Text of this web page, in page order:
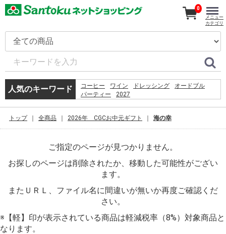
人気のキーワード コーヒー ワイン ドレッシング
オードブル
パーティー
2027
%D0%BC%D0%BE%D0%B7%D0%B3%D0%B0%3a
%E2%80%93 %D0%9C.%2c 1994. %E2%80%93
%EC%9D%B4%EB%A7%88%ED%8A%B8%EC%95%B1
%EC%9D%B4%EC%9A%A9%EC%95%BD%EA%B4%80
%EB%8F%99%EC%9D%98
%E7%A6%8F%E5%B2%A1
%E9%AF%A8%E9%AD%9A
%EC%B9%9C%EA%B5%AC%EC%97%84%EB%A7%88
%EB%AF%B8%EC%9A%A9%EC%82%AC
0
メニュー
カテゴリ
トップ 全商品 2026年 CGCお中元ギフト 海の幸
ご指定のページが見つかりません。
お探しのページは削除されたか、移動した可能性がござい
ます。
またＵＲＬ、ファイル名に間違いが無いか再度ご確認くだ
さい。
※【軽】印が表示されている商品は軽減税率（8%）対象商品と
なります。